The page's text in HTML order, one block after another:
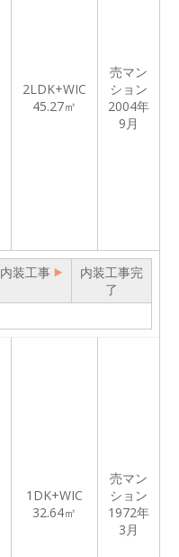
2LDK+WIC
45.27㎡
売マン
ション
2004年
9月
内装工事
内装工事完
了
1DK+WIC
32.64㎡
売マン
ション
1972年
3月